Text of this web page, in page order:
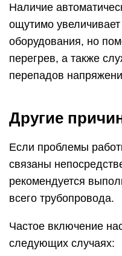
Наличие
ощутимо
оборудования, но
перегрев, а также
перепадов
Другие
Если проблемы
связаны
рекомендуется
всего трубопровода.
Частое включение
следующих случаях: